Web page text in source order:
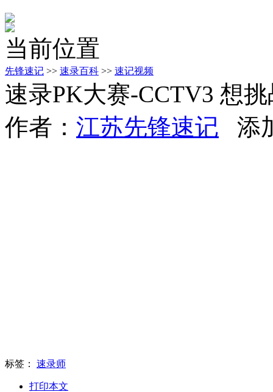
当前位置
先锋速记 >> 速录百科 >> 速记视频
速录PK大赛-CCTV3 想
作者： 江苏先锋速记 添
标签： 速录师
打印本文